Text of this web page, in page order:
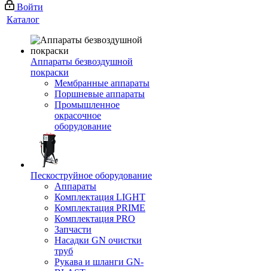
Войти
Каталог
Аппараты безвоздушной
покраски
Мембранные аппараты
Поршневые аппараты
Промышленное
окрасочное
оборудование
Пескоструйное оборудование
Аппараты
Комплектация LIGHT
Комплектация PRIME
Комплектация PRO
Запчасти
Насадки GN очистки
труб
Рукава и шланги GN-